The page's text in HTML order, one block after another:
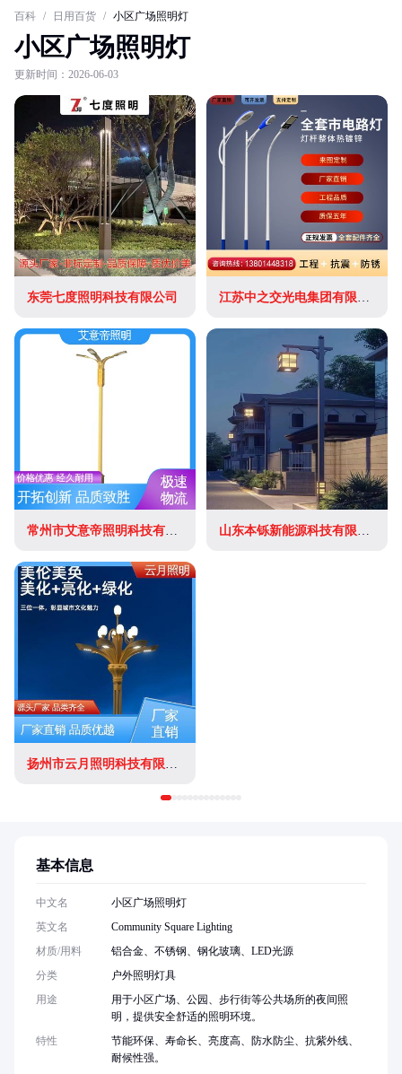
百科 / 日用百货 / 小区广场照明灯
小区广场照明灯
更新时间：2026-06-03
东莞七度照明科技有限公司 江苏中之交光电集团有限公司
常州市艾意帝照明科技有限公司 山东本铄新能源科技有限公司
扬州市云月照明科技有限公司
基本信息
中文名
小区广场照明灯
英文名
Community Square Lighting
材质/用料
铝合金、不锈钢、钢化玻璃、LED光源
分类
户外照明灯具
用途
用于小区广场、公园、步行街等公共场所的夜间照
明，提供安全舒适的照明环境。
特性
节能环保、寿命长、亮度高、防水防尘、抗紫外线、
耐候性强。